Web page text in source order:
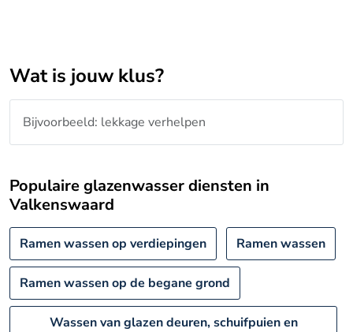
Wat is jouw klus?
Populaire glazenwasser diensten in
Valkenswaard
Ramen wassen op verdiepingen Ramen wassen
Ramen wassen op de begane grond
Wassen van glazen deuren, schuifpuien en